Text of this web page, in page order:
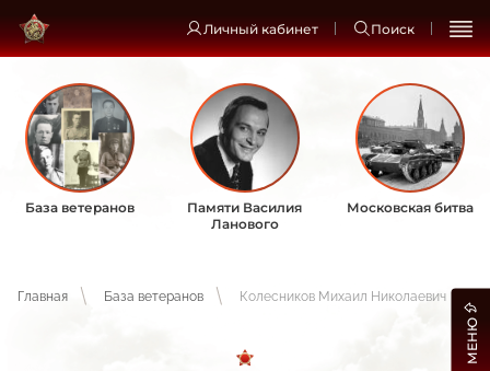
Личный кабинет Поиск
База ветеранов
Памяти Василия
Ланового
Московская битва
Главная База ветеранов Колесников Михаил Николаевич
МЕНЮ